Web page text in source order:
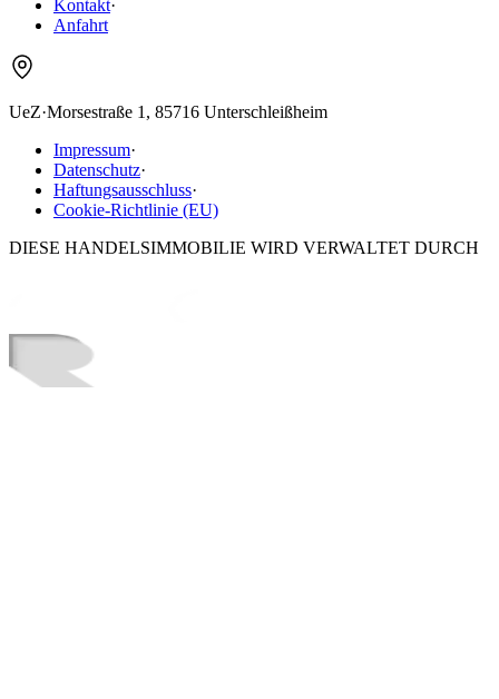
Kontakt·
Anfahrt
UeZ·Morsestraße 1, 85716 Unterschleißheim
Impressum·
Datenschutz·
Haftungsausschluss·
Cookie-Richtlinie (EU)
DIESE HANDELSIMMOBILIE WIRD VERWALTET DURCH